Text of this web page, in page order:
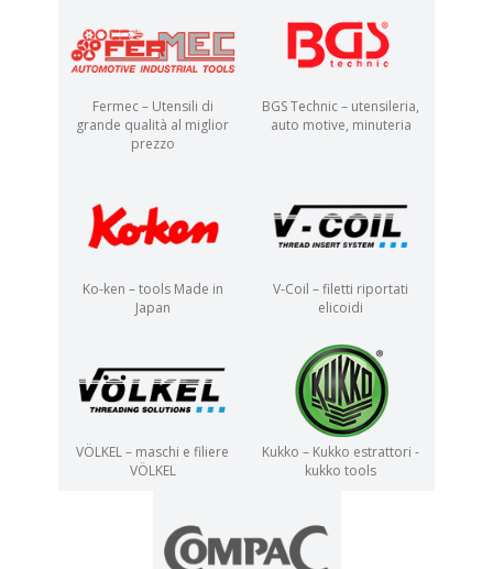
Fermec – Utensili di
grande qualità al miglior
prezzo
BGS Technic – utensileria,
auto motive, minuteria
Ko-ken – tools Made in
Japan
V-Coil – filetti riportati
elicoidi
VÖLKEL – maschi e filiere
VÖLKEL
Kukko – Kukko estrattori -
kukko tools